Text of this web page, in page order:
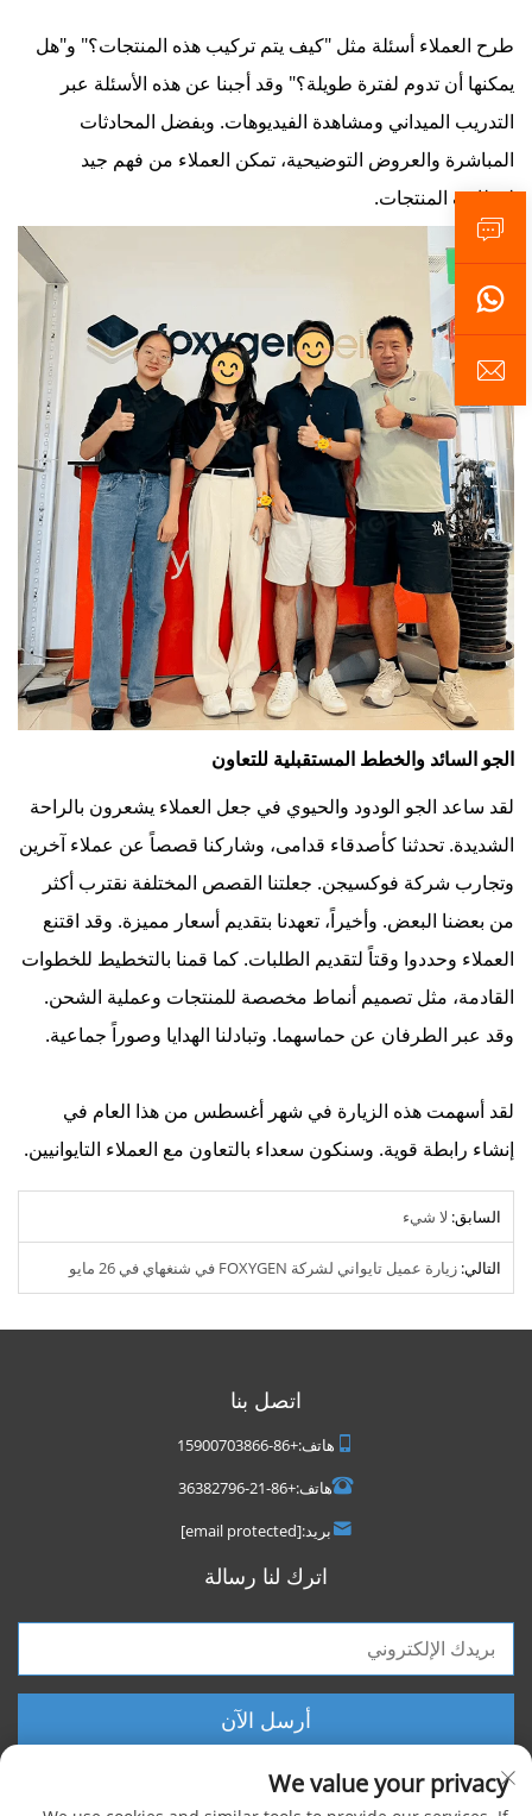
طرح العملاء أسئلة مثل "كيف يتم تركيب هذه المنتجات؟" و"هل
يمكنها أن تدوم لفترة طويلة؟" وقد أجبنا عن هذه الأسئلة عبر
التدريب الميداني ومشاهدة الفيديوهات. وبفضل المحادثات
المباشرة والعروض التوضيحية، تمكن العملاء من فهم جيد
لوظائف المنتجات.
الجو السائد والخطط المستقبلية للتعاون
لقد ساعد الجو الودود والحيوي في جعل العملاء يشعرون بالراحة
الشديدة. تحدثنا كأصدقاء قدامى، وشاركنا قصصاً عن عملاء آخرين
وتجارب شركة فوكسيجن. جعلتنا القصص المختلفة نقترب أكثر
من بعضنا البعض. وأخيراً، تعهدنا بتقديم أسعار مميزة. وقد اقتنع
العملاء وحددوا وقتاً لتقديم الطلبات. كما قمنا بالتخطيط للخطوات
القادمة، مثل تصميم أنماط مخصصة للمنتجات وعملية الشحن.
وقد عبر الطرفان عن حماسهما. وتبادلنا الهدايا وصوراً جماعية.
لقد أسهمت هذه الزيارة في شهر أغسطس من هذا العام في
إنشاء رابطة قوية. وسنكون سعداء بالتعاون مع العملاء التايوانيين.
السابق: لا شيء
التالي: زيارة عميل تايواني لشركة FOXYGEN في شنغهاي في 26 مايو
اتصل بنا
هاتف:+86-15900703866
هاتف:+86-21-36382796
بريد:[email protected]
اترك لنا رسالة
أرسل الآن
We value your privacy